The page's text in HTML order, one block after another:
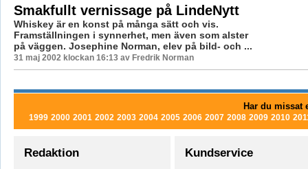
Smakfullt vernissage på LindeNytt
Whiskey är en konst på många sätt och vis.
Framställningen i synnerhet, men även som alster
på väggen. Josephine Norman, elev på bild- och ...
31 maj 2002 klockan 16:13 av Fredrik Norman
Har du missat
1999 2000 2001 2002 2003 2004 2005 2006 2007 2008 2009 2010
Redaktion Kundservice